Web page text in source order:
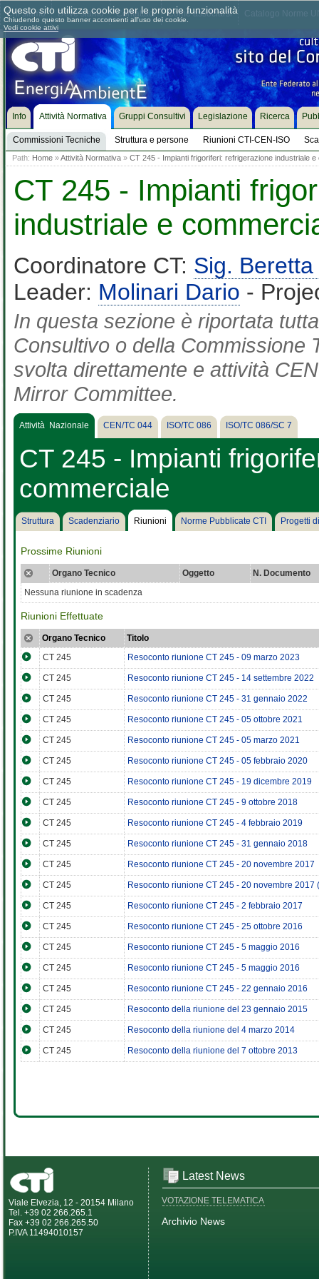
Chi siamo Dove siamo Contattaci Come associarsi
Info Attività Normativa
Commissioni Tecniche Struttura e persone Riunioni CTI-CEN-ISO
Gruppi Consultivi Legislazione Ricerca
Path: Home »Attività Normativa » CT 245 - Impianti frigoriferi: refrigerazione industriale e
CT 245 - Impianti
industriale e
Coordinatore CT: Sig.
Leader: Molinari Dario -
In questa sezione è riportata
Consultivo o della Commissione
svolta direttamente e attività
Mirror Committee.
Attività Nazionale CEN/TC 044 ISO/TC 086 ISO/TC 086/SC 7
CT 245 - Impianti
commerciale
Struttura Scadenziario Riunioni Norme Pubblicate CTI Progetti
Prossime Riunioni
Organo Tecnico Oggetto
N. Documento
Nessuna riunione in scadenza
Riunioni Effettuate
Organo Tecnico
Titolo
CT 245
Resoconto riunione CT 245 - 09 marzo 2023
CT 245 Resoconto riunione CT 245 - 14 settembre 2022
CT 245 Resoconto riunione CT 245 - 31 gennaio 2022
CT 245 Resoconto riunione CT 245 - 05 ottobre 2021
CT 245 Resoconto riunione CT 245 - 05 marzo 2021
CT 245 Resoconto riunione CT 245 - 05 febbraio 2020
CT 245 Resoconto riunione CT 245 - 19 dicembre 2019
CT 245 Resoconto riunione CT 245 - 9 ottobre 2018
CT 245 Resoconto riunione CT 245 - 4 febbraio 2019
CT 245 Resoconto riunione CT 245 - 31 gennaio 2018
CT 245 Resoconto riunione CT 245 - 20 novembre 2017
CT 245 Resoconto riunione CT 245 - 20 novembre
CT 245 Resoconto riunione CT 245 - 2 febbraio 2017
CT 245 Resoconto riunione CT 245 - 25 ottobre 2016
CT 245 Resoconto riunione CT 245 - 5 maggio 2016
CT 245 Resoconto riunione CT 245 - 5 maggio 2016
CT 245 Resoconto riunione CT 245 - 22 gennaio 2016
CT 245 Resoconto della riunione del 23 gennaio 2015
CT 245 Resoconto della riunione del 4 marzo 2014
CT 245 Resoconto della riunione del 7 ottobre 2013
Viale Elvezia, 12 - 20154 Milano
Tel. +39 02 266.265.1
Fax +39 02 266.265.50
P.IVA 11494010157
Latest News
VOTAZIONE TELEMATICA
Archivio News
Questo sito utilizza cookie per le proprie funzionalità
Chiudendo questo banner acconsenti all'uso dei cookie.
Vedi cookie attivi